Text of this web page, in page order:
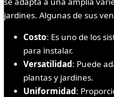
jardines. Algunas de sus
Costo: Es uno de los
para instalar.
Versatilidad: Puede
plantas y jardines.
Uniformidad: